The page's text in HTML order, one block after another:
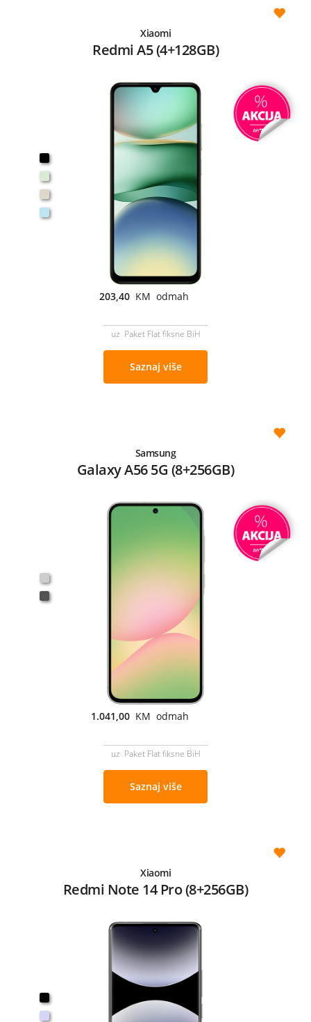
Xiaomi
Redmi A5 (4+128GB)
203,40 KM odmah
uz Paket Flat fiksne BiH
Saznaj više
Samsung
Galaxy A56 5G (8+256GB)
1.041,00 KM odmah
uz Paket Flat fiksne BiH
Saznaj više
Xiaomi
Redmi Note 14 Pro (8+256GB)